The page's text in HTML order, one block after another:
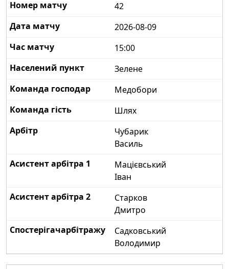
42
2026-08-09
15:00
Зелене
Медобори
Шлях
Чубарик
Василь
Мацієвський
Іван
Старков
Дмитро
Садковський
Володимир